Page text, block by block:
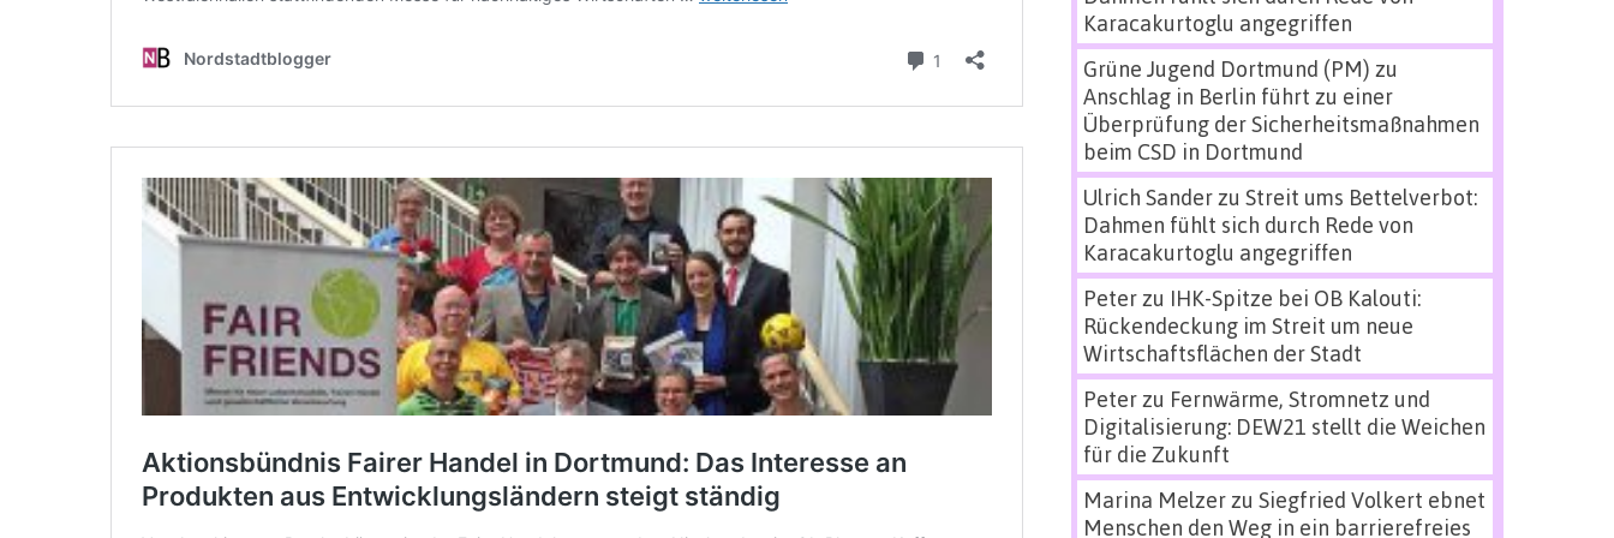
Karacakurtoglu angegriffen
Grüne Jugend Dortmund (PM) zu
Anschlag in Berlin führt zu einer
Überprüfung der Sicherheitsmaßnahmen
beim CSD in Dortmund
Ulrich Sanderzu Streit ums Bettelverbot:
Dahmen fühlt sich durch Rede von
Karacakurtoglu angegriffen
Peterzu IHK-Spitze bei OB Kalouti:
Rückendeckung im Streit um neue
Wirtschaftsflächen der Stadt
Peterzu Fernwärme, Stromnetz und
Digitalisierung: DEW21 stellt die Weichen
für die Zukunft
Marina Melzerzu Siegfried Volkert ebnet
Menschen den Weg in ein barrierefreies